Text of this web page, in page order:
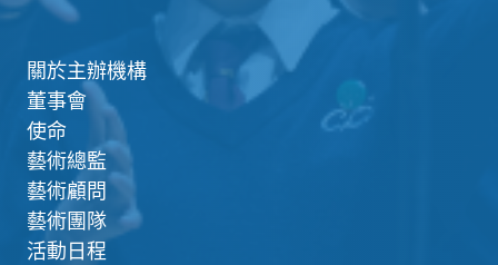
關於主辦機構
董事會
使命
藝術總監
藝術顧問
藝術團隊
活動日程